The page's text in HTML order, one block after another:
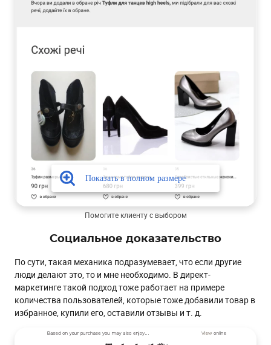
Помогите клиенту с выбором
Социальное доказательство
По сути, такая механика подразумевает, что если другие
люди делают это, то и мне необходимо. В директ-
маркетинге такой подход тоже работает на примере
количества пользователей, которые тоже добавили товар в
избранное, купили его, оставили отзывы и т. д.